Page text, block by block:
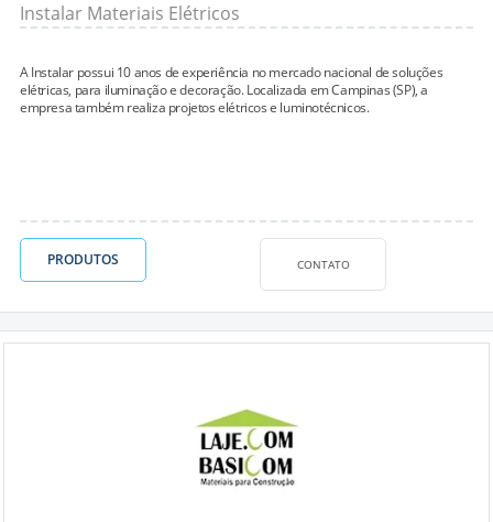
Instalar Materiais Elétricos
A Instalar possui 10 anos de experiência no mercado nacional de soluções
elétricas, para iluminação e decoração. Localizada em Campinas (SP), a
empresa também realiza projetos elétricos e luminotécnicos.
PRODUTOS CONTATO